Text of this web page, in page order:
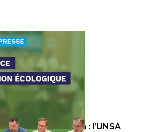
de l’éducation : l’UNSA